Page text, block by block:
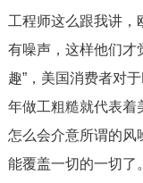
工程师这么跟我讲，
有噪声，这样他们才
趣”，美国消费者对
年做工粗糙就代表着
怎么会介意所谓的风
能覆盖一切的一切了。